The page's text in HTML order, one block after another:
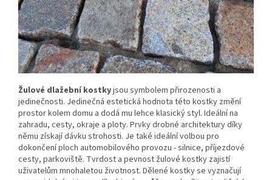
Žulové dlažební kostkyjsou symbolem přirozenosti a
jedinečnosti. Jedinečná estetická hodnota této kostky změní
prostor kolem domu a dodá mu lehce klasický styl. Ideální na
zahradu, cesty, okraje a ploty. Prvky drobné architektury díky
němu získají dávku strohosti. Je také ideální volbou pro
dokončení ploch automobilového provozu - silnice, příjezdové
cesty, parkoviště. Tvrdost a pevnost žulové kostky zajistí
uživatelům mnohaletou životnost. Dělené kostky se vyznačují